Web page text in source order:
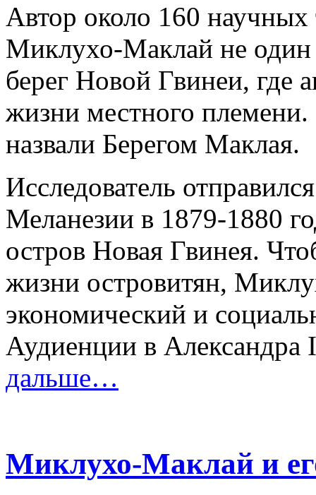
Автор около 160
Миклухо-Маклай не один
берег Новой Гвинеи, где
жизни местного племени.
назвали Берегом Маклая.
Исследователь
Меланезии в 1879-1880
остров Новая Гвинея.
жизни островитян,
экономический и
Аудиенции в Александра
дальше…
Миклухо-Маклай и